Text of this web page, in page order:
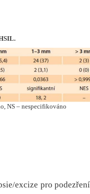
NS – nespecifikováno
excize pro